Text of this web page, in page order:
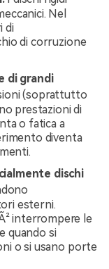
Nel
di
di corruzione
di grandi
(soprattutto
prestazioni di
o fatica a
diventa
dischi
esterni.
interrompere le
quando si
o si usano porte